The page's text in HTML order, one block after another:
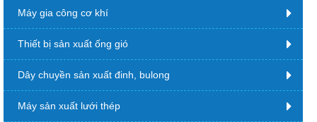
Máy gia công cơ khí
Thiết bị sản xuất ống gió
Dây chuyền sản xuất đinh, bulong
Máy sản xuất lưới thép